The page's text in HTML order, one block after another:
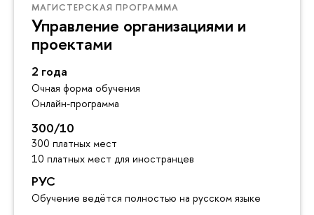
МАГИСТЕРСКАЯ ПРОГРАММА
Управление организациями и
проектами
2 года
Очная форма обучения
Онлайн-программа
300/10
300 платных мест
10 платных мест для иностранцев
РУС
Обучение ведётся полностью на русском языке